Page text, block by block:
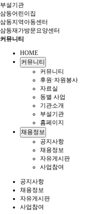
부설기관
삼동어린이집
삼동지역아동센터
삼동재가방문요양센터
커뮤니티
HOME
커뮤니티
커뮤니티
후원·자원봉사
자료실
동별 사업
기관소개
부설기관
홈페이지
채용정보
공지사항
채용정보
자유게시판
사업참여
공지사항
채용정보
자유게시판
사업참여